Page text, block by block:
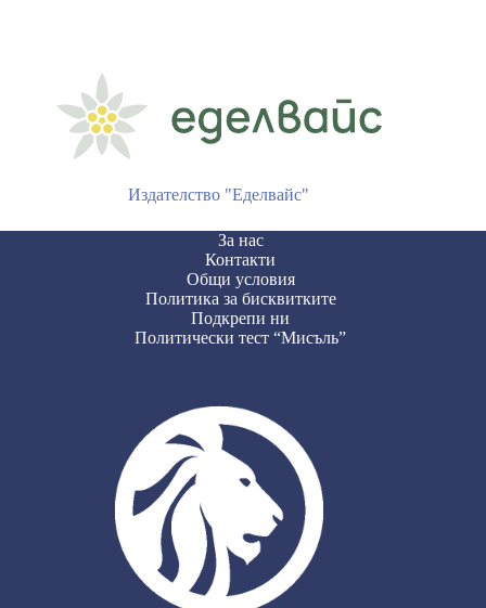
Издателство "Еделвайс"
За нас
Контакти
Общи условия
Политика за бисквитките
Подкрепи ни
Политически тест “Мисъль”